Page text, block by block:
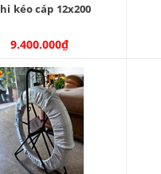
kéo cáp 12x200
9.400.000₫